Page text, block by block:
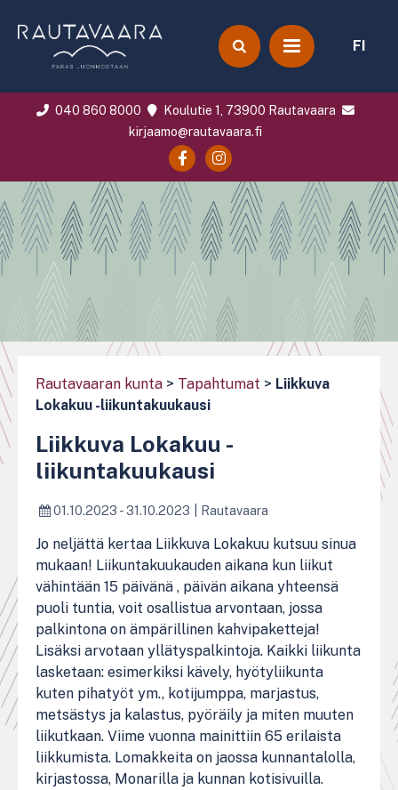
FI
040 860 8000
Koulutie 1, 73900 Rautavaara
kirjaamo@rautavaara.fi
Rautavaaran kunta > Tapahtumat > Liikkuva
Lokakuu -liikuntakuukausi
Liikkuva Lokakuu -
liikuntakuukausi
01.10.2023 - 31.10.2023 Rautavaara
Jo neljättä kertaa Liikkuva Lokakuu kutsuu sinua
mukaan! Liikuntakuukauden aikana kun liikut
vähintään 15 päivänä , päivän aikana yhteensä
puoli tuntia, voit osallistua arvontaan, jossa
palkintona on ämpärillinen kahvipaketteja!
Lisäksi arvotaan yllätyspalkintoja. Kaikki liikunta
lasketaan: esimerkiksi kävely, hyötyliikunta
kuten pihatyöt ym., kotijumppa, marjastus,
metsästys ja kalastus, pyöräily ja miten muuten
liikutkaan. Viime vuonna mainittiin 65 erilaista
liikkumista. Lomakkeita on jaossa kunnantalolla,
kirjastossa, Monarilla ja kunnan kotisivuilla.